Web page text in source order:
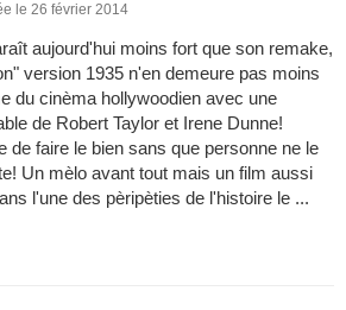
le 26 février 2014
aujourd'hui moins fort que son remake,
version 1935 n'en demeure pas moins
du cinèma hollywoodien avec une
de Robert Taylor et Irene Dunne!
de faire le bien sans que personne ne le
Un mèlo avant tout mais un film aussi
l'une des pèripèties de l'histoire le ...